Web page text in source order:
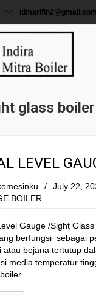
idmarifin2@gmail.com
glass boiler
LEVEL
/ July 22,
BOILER
Gauge /Sight
berfungsi sebagai
atau bejana tertutup
media temperatur
...